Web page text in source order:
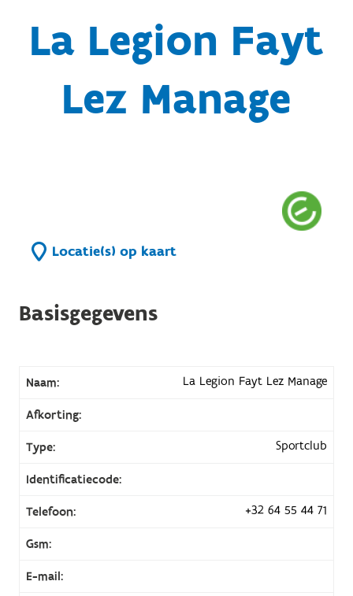
La Legion Fayt
Lez Manage
Locatie(s) op kaart
Basisgegevens
Naam: La Legion Fayt Lez Manage
Afkorting:
Type: Sportclub
Identificatiecode:
Telefoon: +32 64 55 44 71
Gsm:
E-mail: